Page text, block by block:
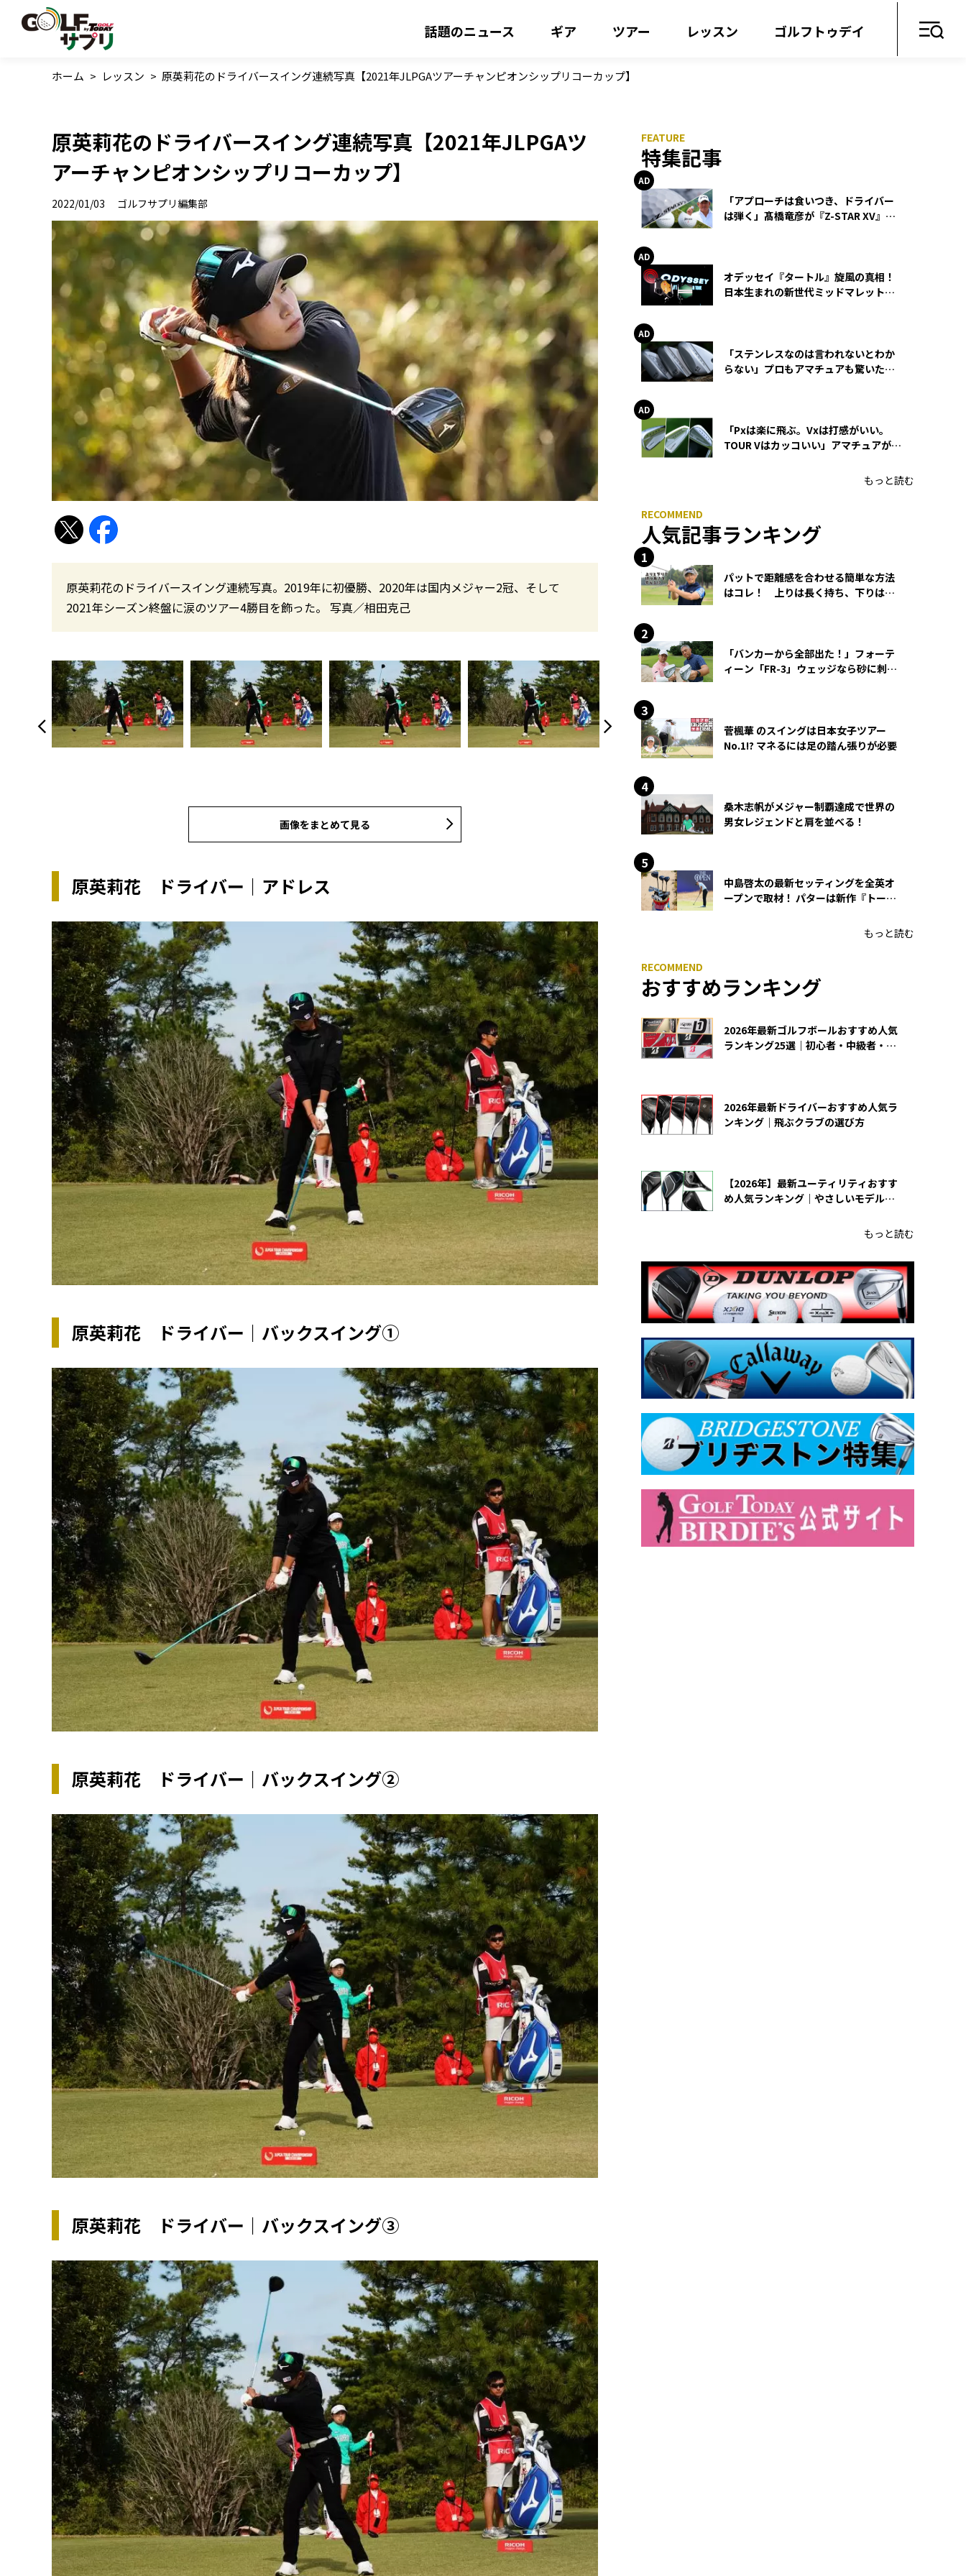
話題のニュース ギア ツアー レッスン ゴルフトゥデイ
ホーム > レッスン > 原英莉花のドライバースイング連続写真【2021年JLPGAツアーチャンピオンシップリコーカップ】
原英莉花のドライバースイング連続写真【2021年JLPGAツ
アーチャンピオンシップリコーカップ】
2022/01/03 ゴルフサプリ編集部
原英莉花のドライバースイング連続写真。2019年に初優勝、2020年は国内メジャー2冠、そして
2021年シーズン終盤に涙のツアー4勝目を飾った。 写真／相田克己
画像をまとめて見る
原英莉花 ドライバー｜アドレス
原英莉花 ドライバー｜バックスイング①
原英莉花 ドライバー｜バックスイング②
原英莉花 ドライバー｜バックスイング③
特集記事
「アプローチは食いつき、ドライバー
は弾く」髙橋竜彦が『Z-STAR XV』を
オデッセイ『タートル』旋風の真相！
日本生まれの新世代ミッドマレットが
「ステンレスなのは言われないとわか
らない」プロもアマチュアも驚いた
「Pxは楽に飛ぶ。Vxは打感がいい。
TOUR Vはカッコいい」アマチュアが選
もっと読む
人気記事ランキング
パットで距離感を合わせる簡単な方法
はコレ！ 上りは長く持ち、下りは短
「バンカーから全部出た！」フォーテ
ィーン「FR-3」ウェッジなら砂に刺さ
菅楓華 のスイングは日本女子ツアー
No.1!? マネるには足の踏ん張りが必要
桑木志帆がメジャー制覇達成で世界の
男女レジェンドと肩を並べる！
中島啓太の最新セッティングを全英オ
ープンで取材！ パターは新作『トーチ
もっと読む
おすすめランキング
2026年最新ゴルフボールおすすめ人気
ランキング25選｜初心者・中級者・上
2026年最新ドライバーおすすめ人気ラ
ンキング｜飛ぶクラブの選び方
【2026年】最新ユーティリティおすす
め人気ランキング｜やさしいモデルの
もっと読む